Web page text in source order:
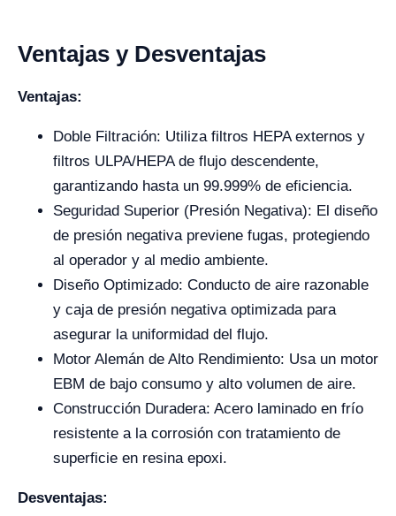
Ventajas y Desventajas
Ventajas:
Doble Filtración: Utiliza filtros HEPA externos y
filtros ULPA/HEPA de flujo descendente,
garantizando hasta un 99.999% de eficiencia.
Seguridad Superior (Presión Negativa): El diseño
de presión negativa previene fugas, protegiendo
al operador y al medio ambiente.
Diseño Optimizado: Conducto de aire razonable
y caja de presión negativa optimizada para
asegurar la uniformidad del flujo.
Motor Alemán de Alto Rendimiento: Usa un motor
EBM de bajo consumo y alto volumen de aire.
Construcción Duradera: Acero laminado en frío
resistente a la corrosión con tratamiento de
superficie en resina epoxi.
Desventajas: